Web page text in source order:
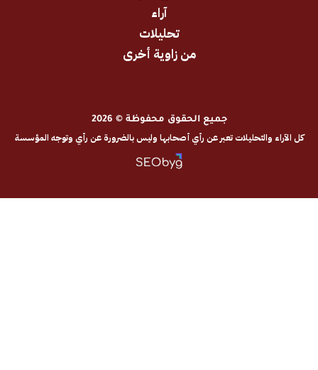
من زاوية أخرى
جميع الحقوق محفوظة © 2026
تعبر عن رأي أصحابها وليس بالضرورة عن رأي وتوجه المؤسسة